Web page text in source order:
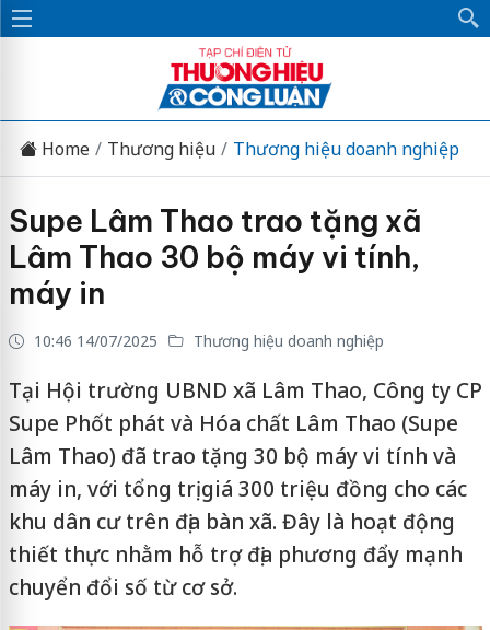
Home Thương hiệu Thương hiệu doanh nghiệp
Supe Lâm Thao trao tặng xã
Lâm Thao 30 bộ máy vi tính,
máy in
10:46 14/07/2025 Thương hiệu doanh nghiệp
Tại Hội trường UBND xã Lâm Thao, Công ty CP
Supe Phốt phát và Hóa chất Lâm Thao (Supe
Lâm Thao) đã trao tặng 30 bộ máy vi tính và
máy in, với tổng trị giá 300 triệu đồng cho các
khu dân cư trên địa bàn xã. Đây là hoạt động
thiết thực nhằm hỗ trợ địa phương đẩy mạnh
chuyển đổi số từ cơ sở.